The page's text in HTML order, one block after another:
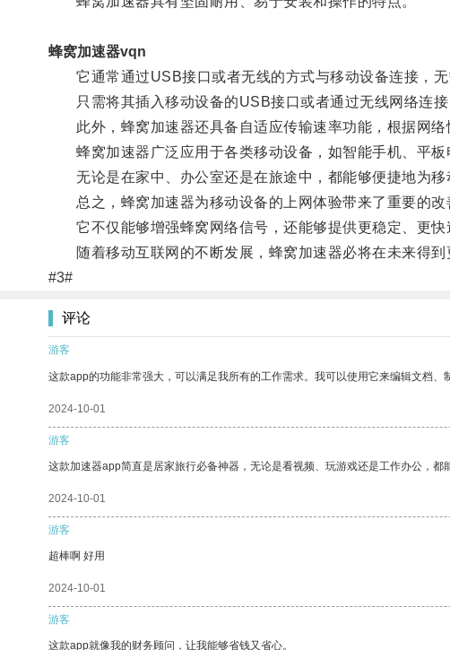
蜂窝加速器vqn
它通常通过USB接口或者无线的方式与移动设备连接，无
只需将其插入移动设备的USB接口或者通过无线网络连接
此外，蜂窝加速器还具备自适应传输速率功能，根据网络
蜂窝加速器广泛应用于各类移动设备，如智能手机、平板
无论是在家中、办公室还是在旅途中，都能够便捷地为移
总之，蜂窝加速器为移动设备的上网体验带来了重要的改
它不仅能够增强蜂窝网络信号，还能够提供更稳定、更快
随着移动互联网的不断发展，蜂窝加速器必将在未来得到
#3#
评论
游客
这款app的功能非常强大，可以满足我所有的工作需求。我可以使用它来编辑文档、
2024-10-01
游客
这款加速器app简直是居家旅行必备神器，无论是看视频、玩游戏还是工作办公，
2024-10-01
游客
超棒啊 好用
2024-10-01
游客
这款app就像我的财务顾问，让我能够省钱又省心。